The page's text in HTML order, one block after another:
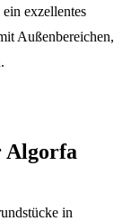
exzellentes
Außenbereichen,
Algorfa
in